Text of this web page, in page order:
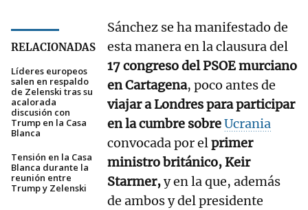
RELACIONADAS
Líderes europeos
salen en respaldo
de Zelenski tras su
acalorada
discusión con
Trump en la Casa
Blanca
Tensión en la Casa
Blanca durante la
reunión entre
Trump y Zelenski
Sánchez se ha manifestado de
esta manera en la clausura del
17 congreso del PSOE murciano
en Cartagena, poco antes de
viajar a Londres para participar
en la cumbre sobreUcrania
convocada por elprimer
ministro británico, Keir
Starmer,y en la que, además
de ambos y del presidente